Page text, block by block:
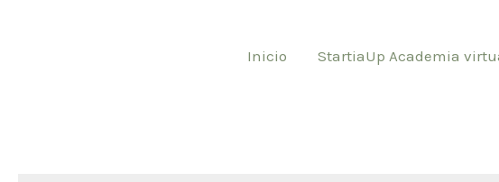
Inicio StartiaUp Academia